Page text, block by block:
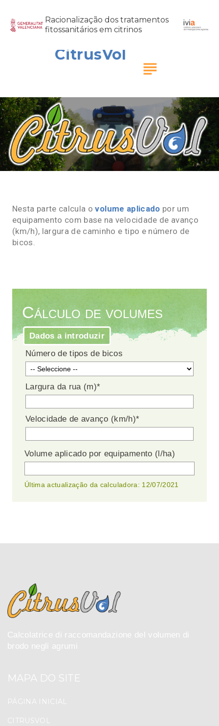
Racionalização dos tratamentos
fitossanitários em citrinos
CitrusVol
subject
Nesta parte calcula ovolume aplicado por um
equipamento com base na velocidade de avanço
(km/h), largura de caminho e tipo e número de
bicos.
Cálculo de volumes
Dados a introduzir
Número de tipos de bicos
Largura da rua (m)*
Velocidade de avanço (km/h)*
Volume aplicado por equipamento (l/ha)
Última actualização da calculadora: 12/07/2021
Calcolatrice di raccomandazione del volumen di
brodo negli agrumi
MAPA DO SITE
PÁGINA INICIAL
CITRUSVOL